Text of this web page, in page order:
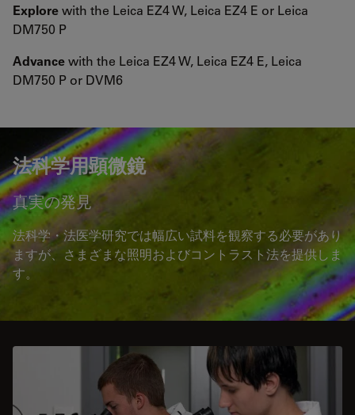
Explorewith the Leica EZ4 W, Leica EZ4 E or Leica
DM750 P
Advancewith the Leica EZ4 W, Leica EZ4 E, Leica
DM750 P or DVM6
法科学用顕微鏡
真実の発見
法科学・法医学研究では幅広い試料を観察する必要があり
ますが、さまざまな照明およびコントラスト法を提供しま
す。